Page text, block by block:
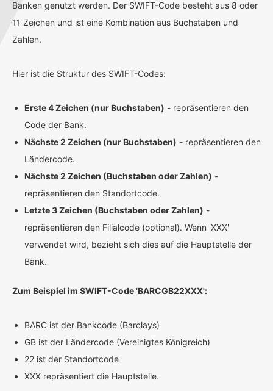
Banken genutzt werden. Der SWIFT-Code besteht aus 8 oder
11 Zeichen und ist eine Kombination aus Buchstaben und
Zahlen.
Hier ist die Struktur des SWIFT-Codes:
Erste 4 Zeichen (nur Buchstaben) - repräsentieren den
Code der Bank.
Nächste 2 Zeichen (nur Buchstaben) - repräsentieren den
Ländercode.
Nächste 2 Zeichen (Buchstaben oder Zahlen) -
repräsentieren den Standortcode.
Letzte 3 Zeichen (Buchstaben oder Zahlen) -
repräsentieren den Filialcode (optional). Wenn 'XXX'
verwendet wird, bezieht sich dies auf die Hauptstelle der
Bank.
Zum Beispiel im SWIFT-Code 'BARCGB22XXX':
BARC ist der Bankcode (Barclays)
GB ist der Ländercode (Vereinigtes Königreich)
22 ist der Standortcode
XXX repräsentiert die Hauptstelle.